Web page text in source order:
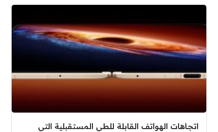
اتجاهات الهواتف القابلة للطي المستقبلية التي